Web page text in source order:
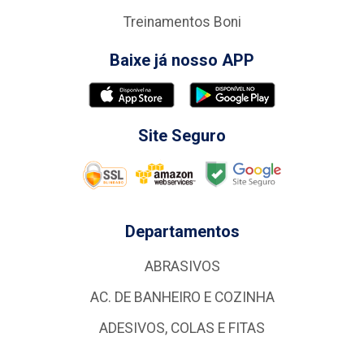
Treinamentos Boni
Baixe já nosso APP
Site Seguro
Departamentos
ABRASIVOS
AC. DE BANHEIRO E COZINHA
ADESIVOS, COLAS E FITAS